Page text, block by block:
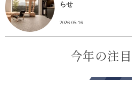
らせ
2026-05-16
今年の注